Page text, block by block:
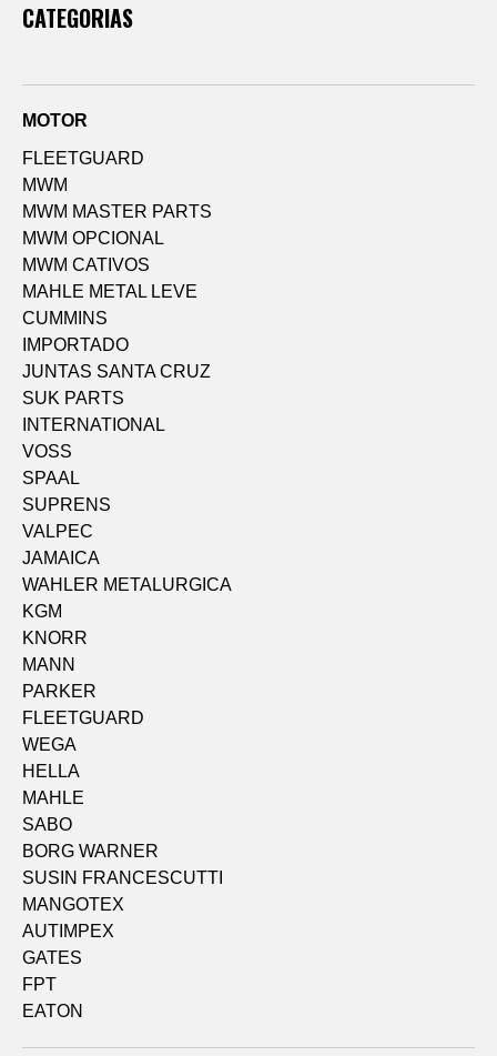
CATEGORIAS
MOTOR
FLEETGUARD
MWM
MWM MASTER PARTS
MWM OPCIONAL
MWM CATIVOS
MAHLE METAL LEVE
CUMMINS
IMPORTADO
JUNTAS SANTA CRUZ
SUK PARTS
INTERNATIONAL
VOSS
SPAAL
SUPRENS
VALPEC
JAMAICA
WAHLER METALURGICA
KGM
KNORR
MANN
PARKER
FLEETGUARD
WEGA
HELLA
MAHLE
SABO
BORG WARNER
SUSIN FRANCESCUTTI
MANGOTEX
AUTIMPEX
GATES
FPT
EATON